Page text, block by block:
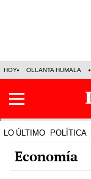
HOY OLLANTA HUMALA
LO ÚLTIMO POLÍTICA
Economía